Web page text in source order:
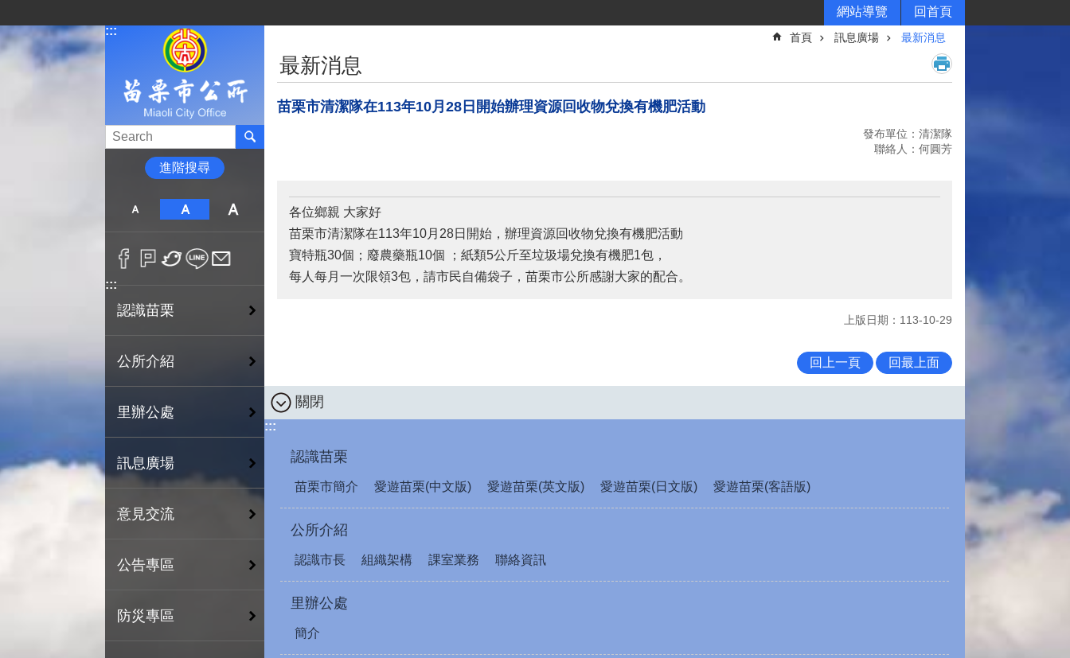
:::
網站導覽 回首頁
進階搜尋
:::
認識苗栗
公所介紹
里辦公處
訊息廣場
意見交流
公告專區
防災專區
首頁 訊息廣場 最新消息
最新消息
苗栗市清潔隊在113年10月28日開始辦理資源回收物兌換有機肥活動
發布單位：清潔隊
聯絡人：何圓芳
各位鄉親 大家好
苗栗市清潔隊在113年10月28日開始，辦理資源回收物兌換有機肥活動
寶特瓶30個；廢農藥瓶10個 ；紙類5公斤至垃圾場兌換有機肥1包，
每人每月一次限領3包，請市民自備袋子，苗栗市公所感謝大家的配合。
上版日期：113-10-29
回上一頁 回最上面
關閉
:::
認識苗栗
苗栗市簡介 愛遊苗栗(中文版) 愛遊苗栗(英文版) 愛遊苗栗(日文版) 愛遊苗栗(客語版)
公所介紹
認識市長 組織架構 課室業務 聯絡資訊
里辦公處
簡介